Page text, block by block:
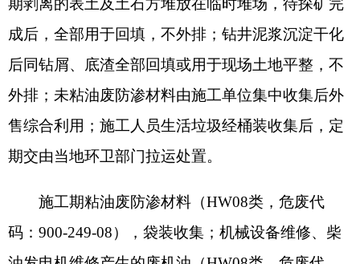
案，落实各项应急物资，并加强日常的环境应急演
练，将风险的可能性和危害性降低到最小程度。污
染物排放口（源）设立环保警示标志。
四、你公司应严格落实生态环境保护的主体责
任，明确职责和制度，加强生态环境管理，推进各
项生态环境保护措施落实。工程实施必须严格执行
时投产使用的环境保护“三同时”制度，并按规定开
展竣工环境保护验收，验收合格后，方可正式投入